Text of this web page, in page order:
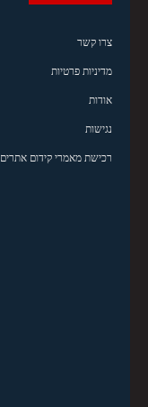
צרו קשר
מדיניות פרטיות
אודות
נגישות
רכישת מאמרי קידום אתרים